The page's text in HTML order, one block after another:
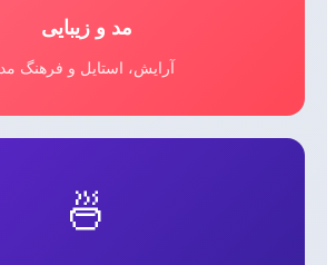
مد و زیبایی
آرایش، استایل و فرهنگ مد
🍜